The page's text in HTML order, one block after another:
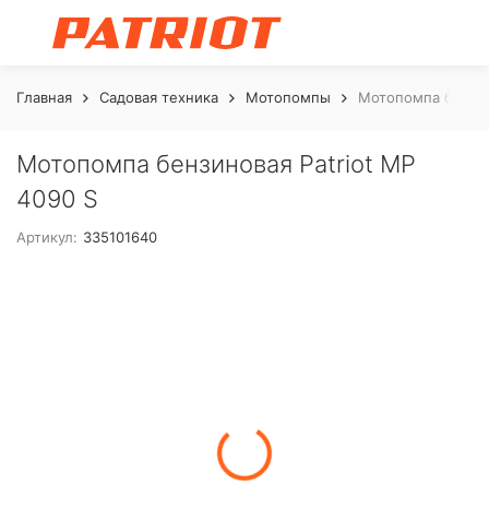
Главная Садовая техника Мотопомпы Мотопомпа
Мотопомпа бензиновая Patriot MP
4090 S
Артикул: 335101640